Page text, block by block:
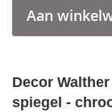
Aan
Decor
spiegel -